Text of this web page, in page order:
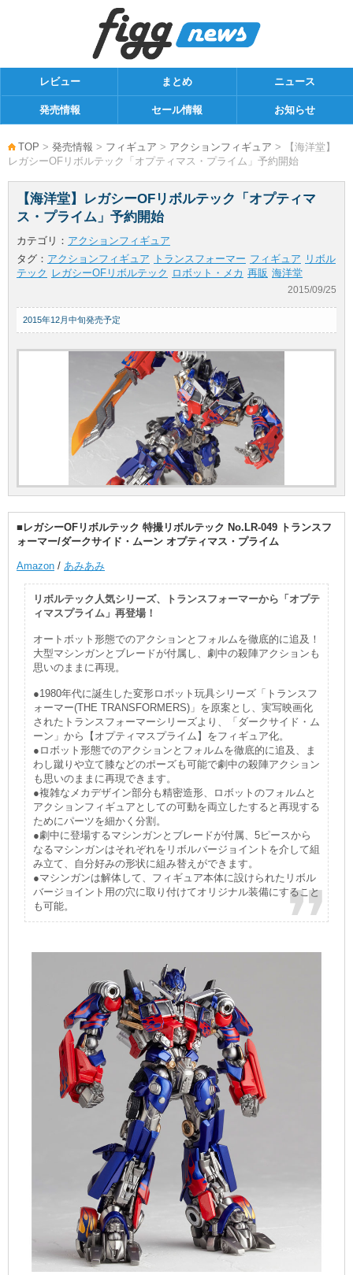
レビュー まとめ ニュース
発売情報 セール情報 お知らせ
TOP > 発売情報 > フィギュア > アクションフィギュア > 【海洋堂】
レガシーOFリボルテック「オプティマス・プライム」予約開始
【海洋堂】レガシーOFリボルテック「オプティマ
ス・プライム」予約開始
カテゴリ： アクションフィギュア
タグ： アクションフィギュア トランスフォーマー フィギュア リボル
テック レガシーOFリボルテック ロボット・メカ 再販 海洋堂
2015/09/25
2015年12月中旬発売予定
■レガシーOFリボルテック 特撮リボルテック No.LR-049 トランスフ
ォーマー/ダークサイド・ムーン オプティマス・プライム
Amazon / あみあみ
リボルテック人気シリーズ、トランスフォーマーから「オプテ
ィマスプライム」再登場！
オートボット形態でのアクションとフォルムを徹底的に追及！
大型マシンガンとブレードが付属し、劇中の殺陣アクションも
思いのままに再現。
●1980年代に誕生した変形ロボット玩具シリーズ「トランスフ
ォーマー(THE TRANSFORMERS)」を原案とし、実写映画化
されたトランスフォーマーシリーズより、「ダークサイド・ム
ーン」から【オプティマスプライム】をフィギュア化。
●ロボット形態でのアクションとフォルムを徹底的に追及、ま
わし蹴りや立て膝などのポーズも可能で劇中の殺陣アクション
も思いのままに再現できます。
●複雑なメカデザイン部分も精密造形、ロボットのフォルムと
アクションフィギュアとしての可動を両立したすると再現する
ためにパーツを細かく分割。
●劇中に登場するマシンガンとブレードが付属、5ピースから
なるマシンガンはそれぞれをリボルバージョイントを介して組
み立て、自分好みの形状に組み替えができます。
●マシンガンは解体して、フィギュア本体に設けられたリボル
バージョイント用の穴に取り付けてオリジナル装備にすること
も可能。